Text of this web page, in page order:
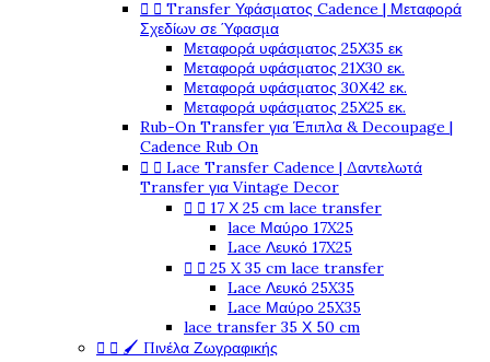
  Transfer Υφάσματος Cadence | Μεταφορά
Σχεδίων σε Ύφασμα
Μεταφορά υφάσματος 25Χ35 εκ
Μεταφορά υφάσματος 21Χ30 εκ.
Μεταφορά υφάσματος 30Χ42 εκ.
Μεταφορά υφάσματος 25Χ25 εκ.
Rub-On Transfer για Έπιπλα & Decoupage |
Cadence Rub On
  Lace Transfer Cadence | Δαντελωτά
Transfer για Vintage Decor
  17 Χ 25 cm lace transfer
lace Μαύρο 17X25
Lace Λευκό 17X25
  25 X 35 cm lace transfer
Lace Λευκό 25X35
Lace Μαύρο 25X35
lace transfer 35 Χ 50 cm
  🖌️ Πινέλα Ζωγραφικής